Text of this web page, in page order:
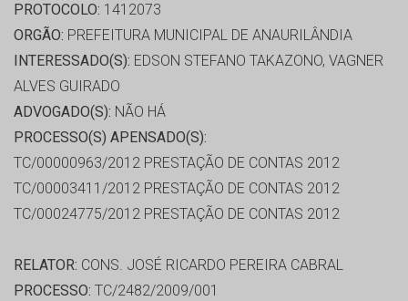
PROTOCOLO: 1412073
ORGÃO: PREFEITURA MUNICIPAL DE ANAURILÂNDIA
INTERESSADO(S): EDSON STEFANO TAKAZONO, VAGNER
ALVES GUIRADO
ADVOGADO(S): NÃO HÁ
PROCESSO(S) APENSADO(S):
TC/00000963/2012 PRESTAÇÃO DE CONTAS 2012
TC/00003411/2012 PRESTAÇÃO DE CONTAS 2012
TC/00024775/2012 PRESTAÇÃO DE CONTAS 2012
RELATOR: CONS. JOSÉ RICARDO PEREIRA CABRAL
PROCESSO: TC/2482/2009/001